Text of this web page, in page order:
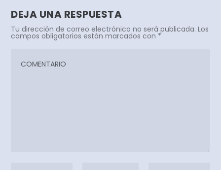
DEJA UNA RESPUESTA
Tu dirección de correo electrónico no será publicada. Los
campos obligatorios están marcados con *